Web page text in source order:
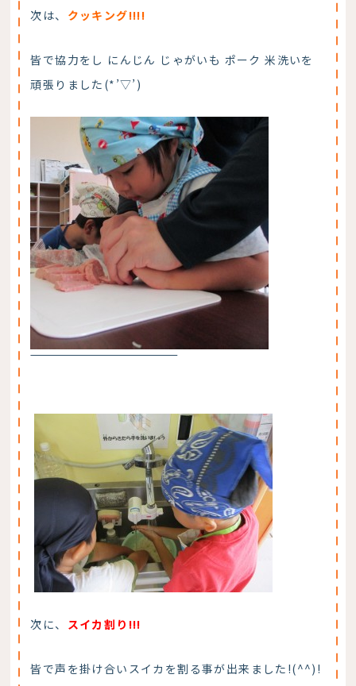
次は、 クッキング!!!!
皆で協力をし にんじん じゃがいも ポーク 米洗いを
頑張りました(*’▽’)
次に、 スイカ割り!!!
皆で声を掛け合いスイカを割る事が出来ました!(^^)!